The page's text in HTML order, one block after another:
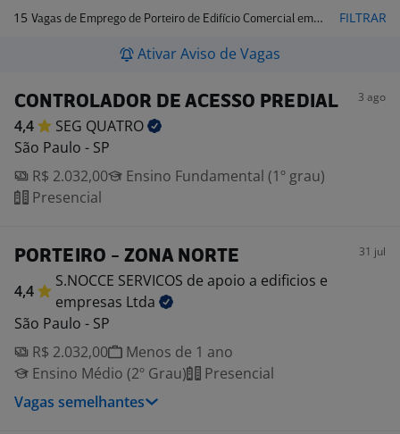
15 Vagas de Emprego de Porteiro de Edifício Comercial em São Paulo FILTRAR
Ativar Aviso de Vagas
CONTROLADOR DE ACESSO PREDIAL 3 ago
4,4 SEG QUATRO
São Paulo - SP
R$ 2.032,00
Ensino Fundamental (1º grau)
Presencial
PORTEIRO - ZONA NORTE 31 jul
4,4
S.NOCCE SERVICOS de apoio a edificios e
empresas Ltda
São Paulo - SP
R$ 2.032,00
Menos de 1 ano
Ensino Médio (2º Grau)
Presencial
Vagas semelhantes